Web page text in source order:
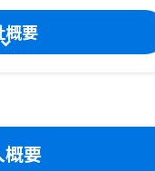
概要
要